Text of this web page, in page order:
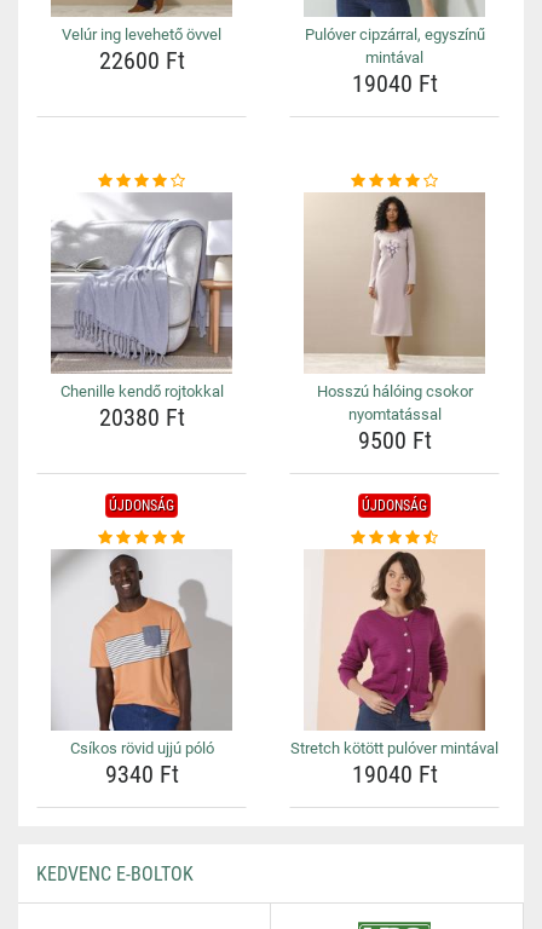
Velúr ing levehető övvel
22600 Ft
Pulóver cipzárral, egyszínű
mintával
19040 Ft
Chenille kendő rojtokkal
20380 Ft
Hosszú hálóing csokor
nyomtatással
9500 Ft
ÚJDONSÁG
Csíkos rövid ujjú póló
9340 Ft
ÚJDONSÁG
Stretch kötött pulóver mintával
19040 Ft
KEDVENC E-BOLTOK